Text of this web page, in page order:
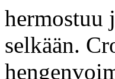
hermostuu
selkään.